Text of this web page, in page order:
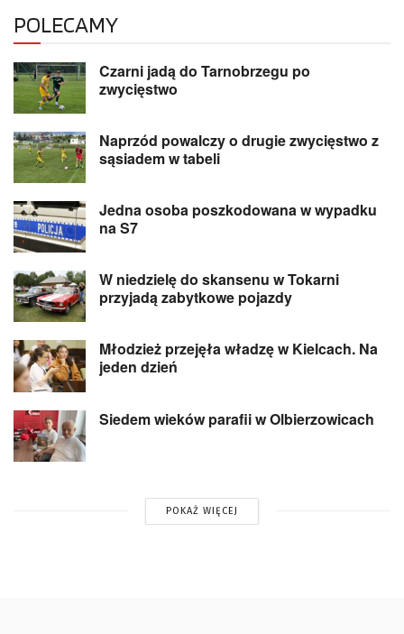
POLECAMY
Czarni jadą do Tarnobrzegu po
zwycięstwo
Naprzód powalczy o drugie zwycięstwo z
sąsiadem w tabeli
Jedna osoba poszkodowana w wypadku
na S7
W niedzielę do skansenu w Tokarni
przyjadą zabytkowe pojazdy
Młodzież przejęła władzę w Kielcach. Na
jeden dzień
Siedem wieków parafii w Olbierzowicach
POKAŻ WIĘCEJ